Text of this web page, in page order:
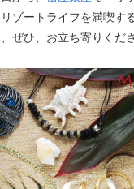
ゾートライフを満喫す
ぜひ、お立ち寄りくださ